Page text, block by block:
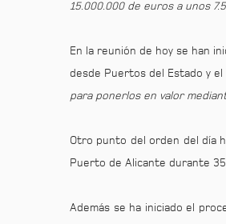
15.000.000 de euros a unos
En la reunión de hoy se han
desde Puertos del Estado y
para ponerlos en valor
Otro punto del orden del día
Puerto de Alicante durante 35
Además se ha iniciado el